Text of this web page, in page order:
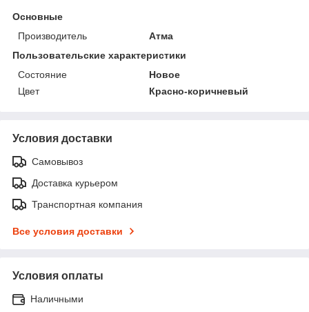
Основные
Производитель
Атма
Пользовательские характеристики
Состояние
Новое
Цвет
Красно-коричневый
Условия доставки
Самовывоз
Доставка курьером
Транспортная компания
Все условия доставки
Условия оплаты
Наличными